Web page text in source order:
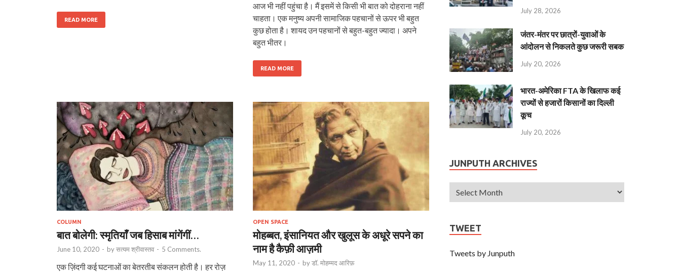
READ MORE
आज भी नहीं पहुंचा है। मैं इसमें से किसी भी बात को दोहराना नहीं
चाहता। एक मनुष्य अपनी सामाजिक पहचानों से ऊपर भी बहुत
कुछ होता है। शायद उन पहचानों से बहुत-बहुत ज्यादा। अपने
बहुत भीतर।
READ MORE
COLUMN
बात बोलेगी: स्मृतियाँ जब हिसाब मांगेंगीं…
June 10, 2020 - byसत्यम श्रीवास्तव - 5 Comments.
एक ज़िंदगी कई घटनाओं का बेतरतीब संकलन होती है। हर रोज़
OPEN SPACE
मोहब्बत, इंसानियत और खुलूस के अधूरे सपने का
नाम है कैफ़ी आज़मी
May 11, 2020 - byडॉ. मोहम्मद आरिफ़
July 28, 2026
जंतर-मंतर पर छात्रों-युवाओं के
आंदोलन से निकलते कुछ जरूरी सबक
July 20, 2026
भारत-अमेरिका FTA के खिलाफ कई
राज्यों से हजारों किसानों का दिल्ली
कूच
July 20, 2026
JUNPUTH ARCHIVES
TWEET
Tweets by Junputh